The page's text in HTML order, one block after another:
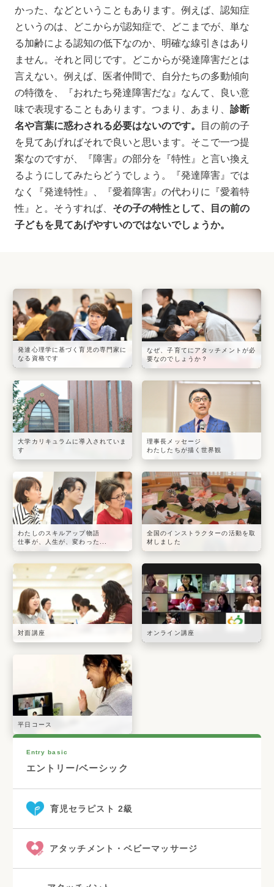
かった、などということもあります。例えば、認知症
というのは、どこからが認知症で、どこまでが、単な
る加齢による認知の低下なのか、明確な線引きはあり
ません。それと同じです。どこからが発達障害だとは
言えない。例えば、医者仲間で、自分たちの多動傾向
の特徴を、『おれたち発達障害だな』なんて、良い意
味で表現することもあります。つまり、あまり、診断
名や言葉に惑わされる必要はないのです。 目の前の子
を見てあげればそれで良いと思います。そこで一つ提
案なのですが、『障害』の部分を『特性』と言い換え
るようにしてみたらどうでしょう。『発達障害』では
なく『発達特性』、『愛着障害』の代わりに『愛着特
性』と。そうすれば、 その子の特性として、目の前の
子どもを見てあげやすいのではないでしょうか。
発達心理学に基づく育児の専門家に
なる資格です
なぜ、子育てにアタッチメントが必
要なのでしょうか？
大学カリキュラムに導入されていま
す
理事長メッセージ
わたしたちが描く世界観
わたしのスキルアップ物語
仕事が、人生が、変わった...
全国のインストラクターの活動を取
材しました
対面講座 オンライン講座
平日コース
Entry basic
エントリー/ベーシック
育児セラピスト 2級
アタッチメント・ベビーマッサージ